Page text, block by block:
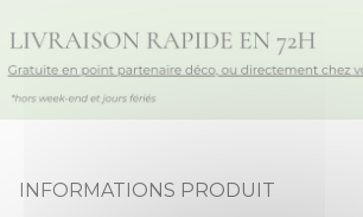
INFORMATIONS PRODUIT